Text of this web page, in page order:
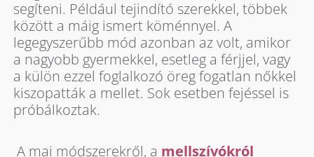
segíteni. Például tejindító szerekkel, többek
között a máig ismert köménnyel. A
legegyszerűbb mód azonban az volt, amikor
a nagyobb gyermekkel, esetleg a férjjel, vagy
a külön ezzel foglalkozó öreg fogatlan nőkkel
kiszopatták a mellet. Sok esetben fejéssel is
próbálkoztak.
A mai módszerekről, a mellszívókról